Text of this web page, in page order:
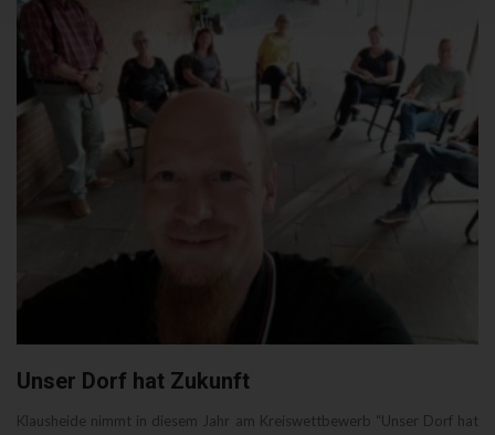
Unser Dorf hat Zukunft
Klausheide nimmt in diesem Jahr am Kreiswettbewerb “Unser Dorf hat